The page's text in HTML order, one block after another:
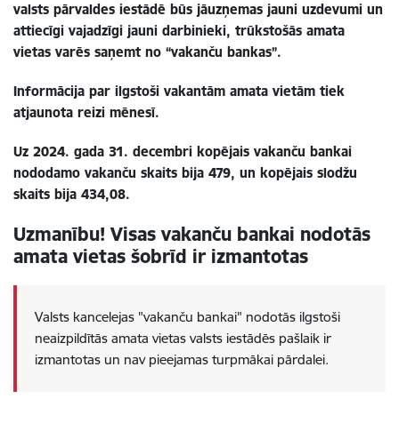
valsts pārvaldes iestādē būs jāuzņemas jauni uzdevumi un
attiecīgi vajadzīgi jauni darbinieki, trūkstošās amata
vietas varēs saņemt no “vakanču bankas”.
Informācija par ilgstoši vakantām amata vietām tiek
atjaunota reizi mēnesī.
Uz 2024. gada 31. decembri kopējais vakanču bankai
nododamo vakanču skaits bija 479, un kopējais slodžu
skaits bija 434,08.
Uzmanību! Visas vakanču bankai nodotās
amata vietas šobrīd ir izmantotas
Valsts kancelejas "vakanču bankai" nodotās ilgstoši
neaizpildītās amata vietas valsts iestādēs pašlaik ir
izmantotas un nav pieejamas turpmākai pārdalei.